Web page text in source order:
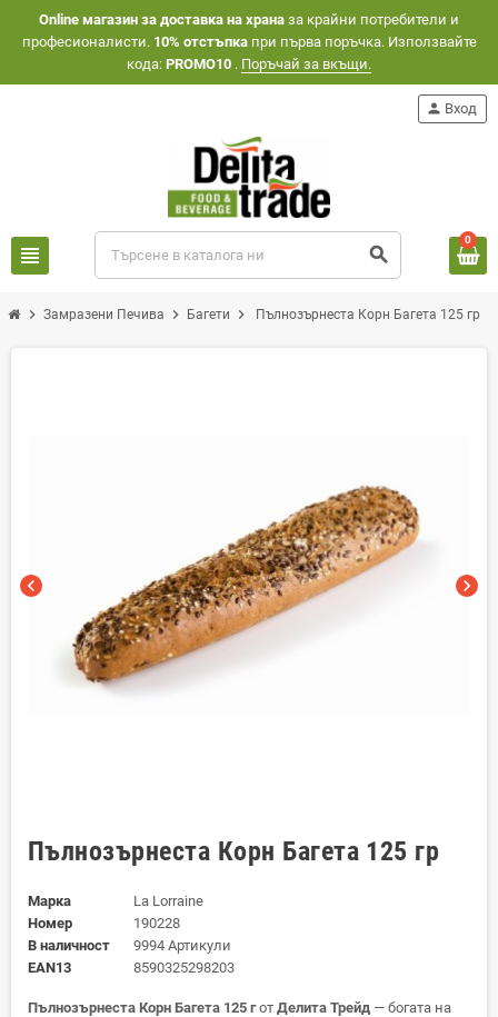
Оnline магазин за доставка на храна за крайни потребители и
професионалисти. 10% отстъпкапри първа поръчка. Използвайте
кода: PROMO10 . Поръчай за вкъщи.
view_headline search
person Вход
0
chevron_right Замразени Печива chevron_right Багети chevron_right Пълнозърнеста Корн Багета 125 гр
chevron_left chevron_right
Пълнозърнеста Корн Багета 125 гр
Марка
La Lorraine
Номер
190228
В наличност
9994 Артикули
EAN13
8590325298203
Пълнозърнеста Корн Багета 125 гот Делита Трейд — богата на